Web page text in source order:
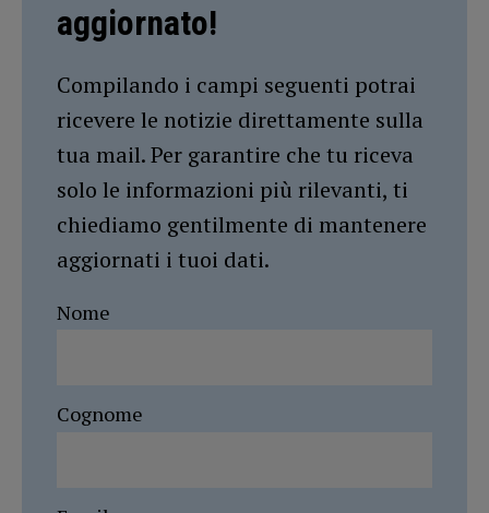
aggiornato!
Compilando i campi seguenti potrai
ricevere le notizie direttamente sulla
tua mail. Per garantire che tu riceva
solo le informazioni più rilevanti, ti
chiediamo gentilmente di mantenere
aggiornati i tuoi dati.
Nome
Cognome